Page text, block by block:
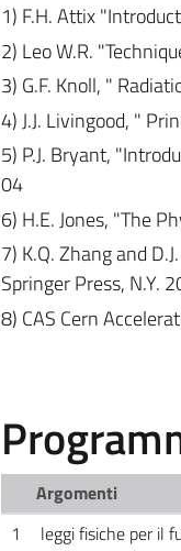
1) F.H. Attix
2) Leo W.R.
3) G.F. Knoll, "
4) J.J. Livingood, "
5) P.J. Bryant,
04
6) H.E. Jones, "The
7) K.Q. Zhang and
Springer Press, N.Y.
8) CAS Cern
Argomenti
1
leggi fisiche per il